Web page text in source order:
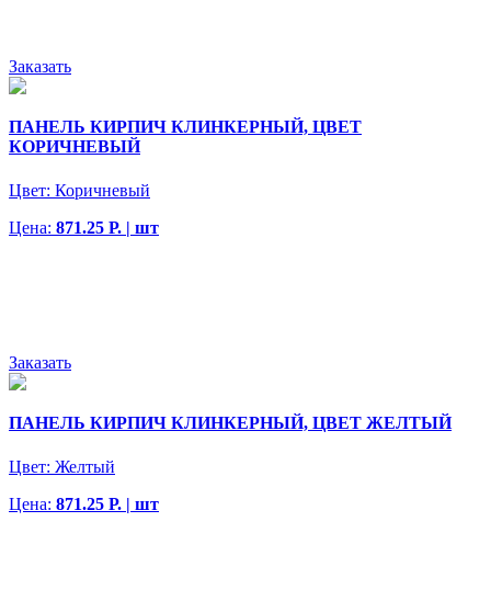
Заказать
ПАНЕЛЬ КИРПИЧ КЛИНКЕРНЫЙ, ЦВЕТ
КОРИЧНЕВЫЙ
Цвет: Коричневый
Цена: 871.25 Р. | шт
Заказать
ПАНЕЛЬ КИРПИЧ КЛИНКЕРНЫЙ, ЦВЕТ ЖЕЛТЫЙ
Цвет: Желтый
Цена: 871.25 Р. | шт